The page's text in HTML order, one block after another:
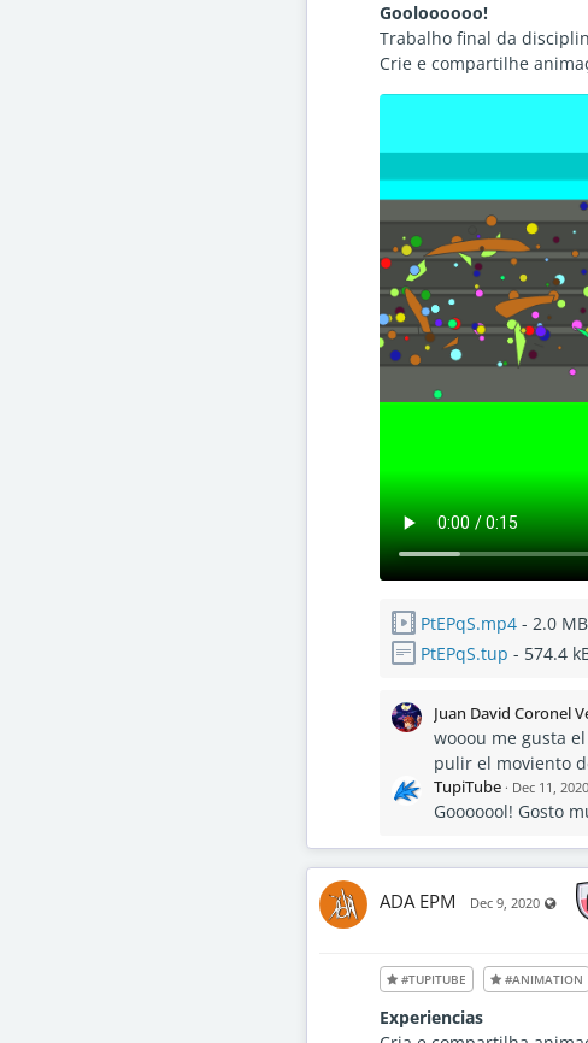
Gooloooooo!
Trabalho final da
Crie e compartilhe
PtEPqS.mp4 - 2.0 MB
PtEPqS.tup - 574.4
Juan David Coronel
wooou me gusta
pulir el moviento
TupiTube · Dec 11, 2020
Gooooool! Gosto
ADA EPM Dec 9, 2020
#TUPITUBE #ANIMATION
Experiencias